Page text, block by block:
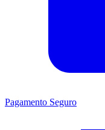
Pagamento Seguro